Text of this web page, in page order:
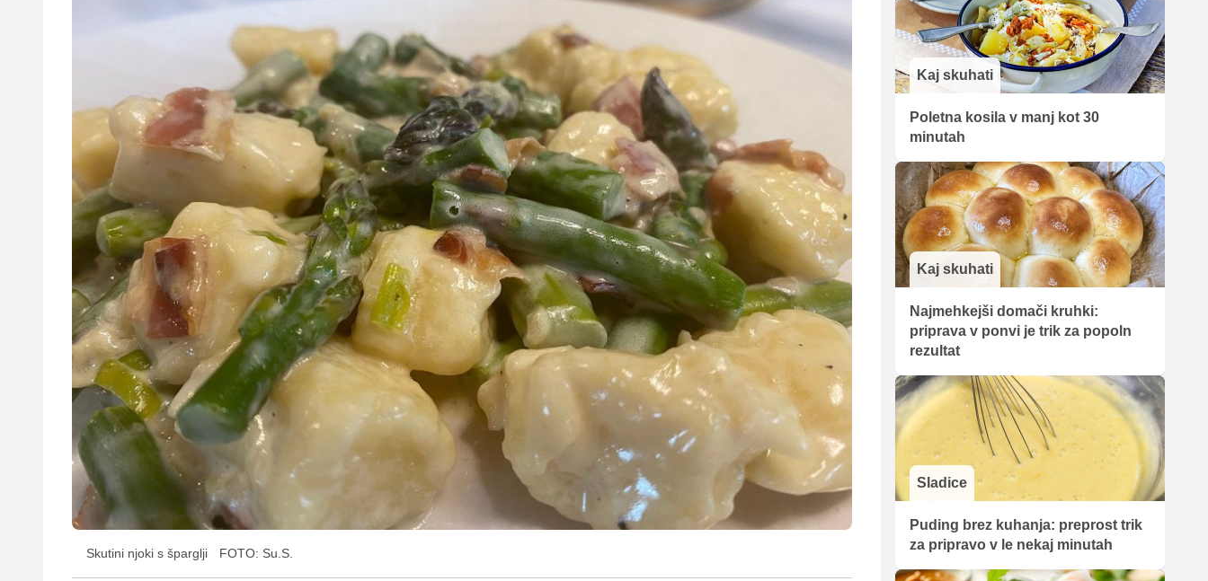
Skutini njoki s šparglji FOTO: Su.S.
Kaj skuhati
Poletna kosila v manj kot 30
minutah
Kaj skuhati
Najmehkejši domači kruhki:
priprava v ponvi je trik za popoln
rezultat
Sladice
Puding brez kuhanja: preprost trik
za pripravo v le nekaj minutah